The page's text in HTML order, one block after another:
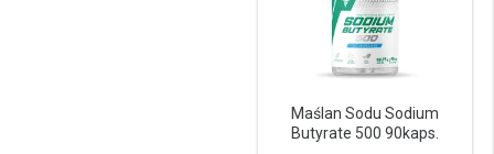
Maślan Sodu Sodium
Butyrate 500 90kaps.